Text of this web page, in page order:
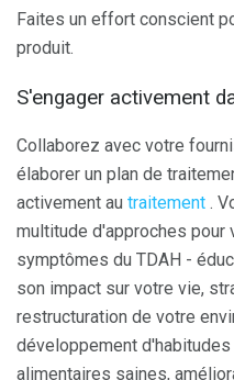
Faites un effort conscient
produit.
S'engager activement
Collaborez avec votre
élaborer un plan de
activement au traitement .
multitude d'approches pour
symptômes du TDAH -
son impact sur votre vie,
restructuration de votre
développement
alimentaires saines,